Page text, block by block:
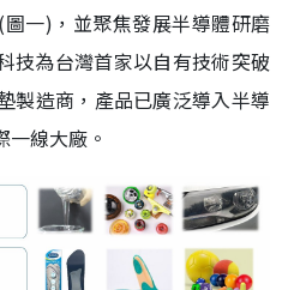
一)，並聚焦發展半導體研磨
技為台灣首家以自有技術突破
製造商，產品已廣泛導入半導
線大廠。